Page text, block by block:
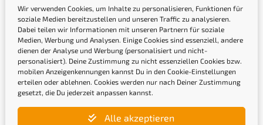
Newsletter
Gib hier Deine E-Mail-Adresse ein, um Dich
anzumelden
Wir verwenden Cookies, um Inhalte zu personalisieren, Funktionen für
soziale Medien bereitzustellen und unseren Traffic zu analysieren.
Dabei teilen wir Informationen mit unseren Partnern für soziale
Medien, Werbung und Analysen. Einige Cookies sind essenziell, andere
dienen der Analyse und Werbung (personalisiert und nicht-
personalisiert). Deine Zustimmung zu nicht essenziellen Cookies bzw.
mobilen Anzeigenkennungen kannst Du in den Cookie-Einstellungen
erteilen oder ablehnen. Cookies werden nur nach Deiner Zustimmung
gesetzt, die Du jederzeit anpassen kannst.
Alle akzeptieren